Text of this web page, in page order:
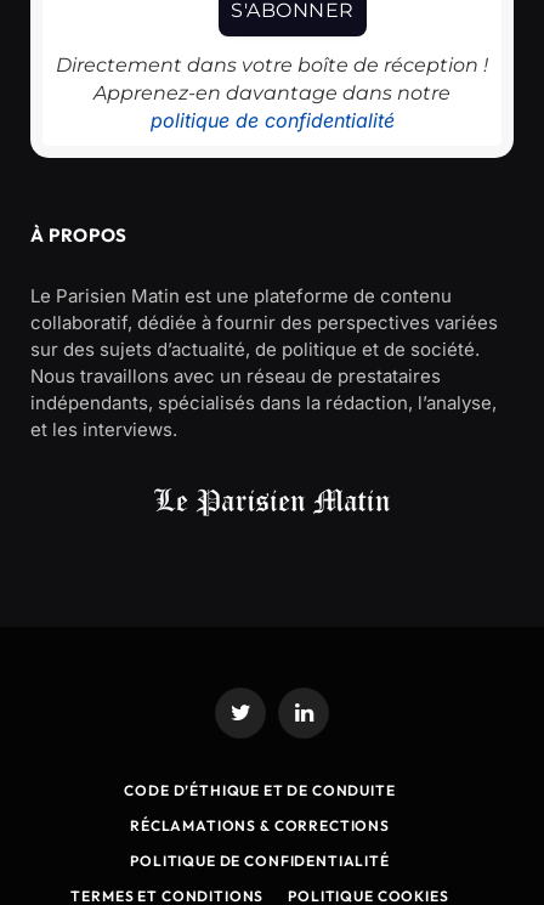
Directement dans votre boîte de réception !
Apprenez-en davantage dans notre
politique de confidentialité
À PROPOS
Le Parisien Matin est une plateforme de contenu
collaboratif, dédiée à fournir des perspectives variées
sur des sujets d’actualité, de politique et de société.
Nous travaillons avec un réseau de prestataires
indépendants, spécialisés dans la rédaction, l’analyse,
et les interviews.
Twitter LinkedIn
CODE D’ÉTHIQUE ET DE CONDUITE
RÉCLAMATIONS & CORRECTIONS
POLITIQUE DE CONFIDENTIALITÉ
TERMES ET CONDITIONS
POLITIQUE COOKIES